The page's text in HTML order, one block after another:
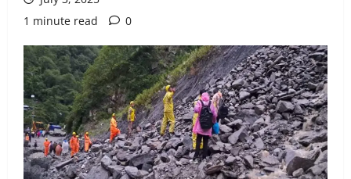
1 minute read
0